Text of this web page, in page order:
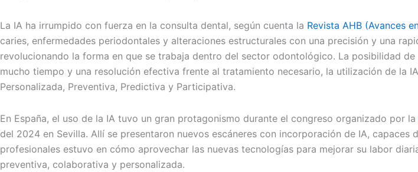
La IA ha irrumpido con fuerza en la consulta dental, según cuenta la Revista AHB (Avances
caries, enfermedades periodontales y alteraciones estructurales con una precisión y una
revolucionando la forma en que se trabaja dentro del sector odontológico. La posibilidad
mucho tiempo y una resolución efectiva frente al tratamiento necesario, la utilización de la
Personalizada, Preventiva, Predictiva y Participativa.
En España, el uso de la IA tuvo un gran protagonismo durante el congreso organizado por la
del 2024 en Sevilla. Allí se presentaron nuevos escáneres con incorporación de IA,
profesionales estuvo en cómo aprovechar las nuevas tecnologías para mejorar su labor
preventiva, colaborativa y personalizada.